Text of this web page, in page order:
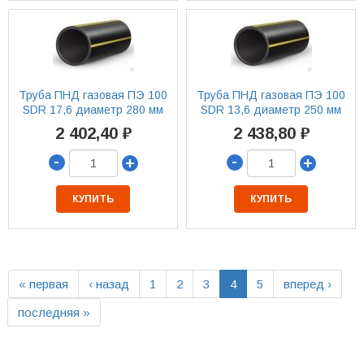
Труба ПНД газовая ПЭ 100
SDR 17,6 диаметр 280 мм
2 402,40 ₽
-
+
КУПИТЬ
Труба ПНД газовая ПЭ 100
SDR 13,6 диаметр 250 мм
2 438,80 ₽
-
+
КУПИТЬ
« первая ‹ назад 1 2 3 4 5 вперед ›
последняя »